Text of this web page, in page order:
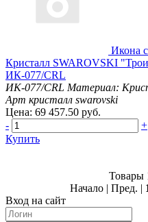
Икона
Кристалл SWAROVSKI
ИК-077/CRL
ИК-077/CRL Материал:
Арт кристалл swarovski
Цена: 69 457.50 руб.
-
+
Купить
Товары
Начало | Пред. |
Вход на сайт